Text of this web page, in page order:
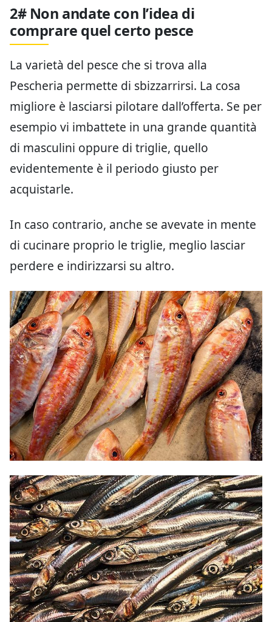
2# Non andate con l’idea di
comprare quel certo pesce
La varietà del pesce che si trova alla
Pescheria permette di sbizzarrirsi. La cosa
migliore è lasciarsi pilotare dall’offerta. Se per
esempio vi imbattete in una grande quantità
di masculini oppure di triglie, quello
evidentemente è il periodo giusto per
acquistarle.
In caso contrario, anche se avevate in mente
di cucinare proprio le triglie, meglio lasciar
perdere e indirizzarsi su altro.